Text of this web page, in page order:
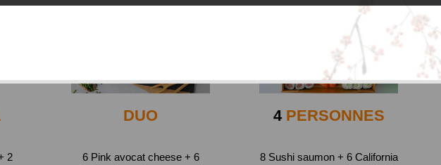
2
DUO
6 Pink avocat cheese + 6
4PERSONNES
8 Sushi saumon + 6 California